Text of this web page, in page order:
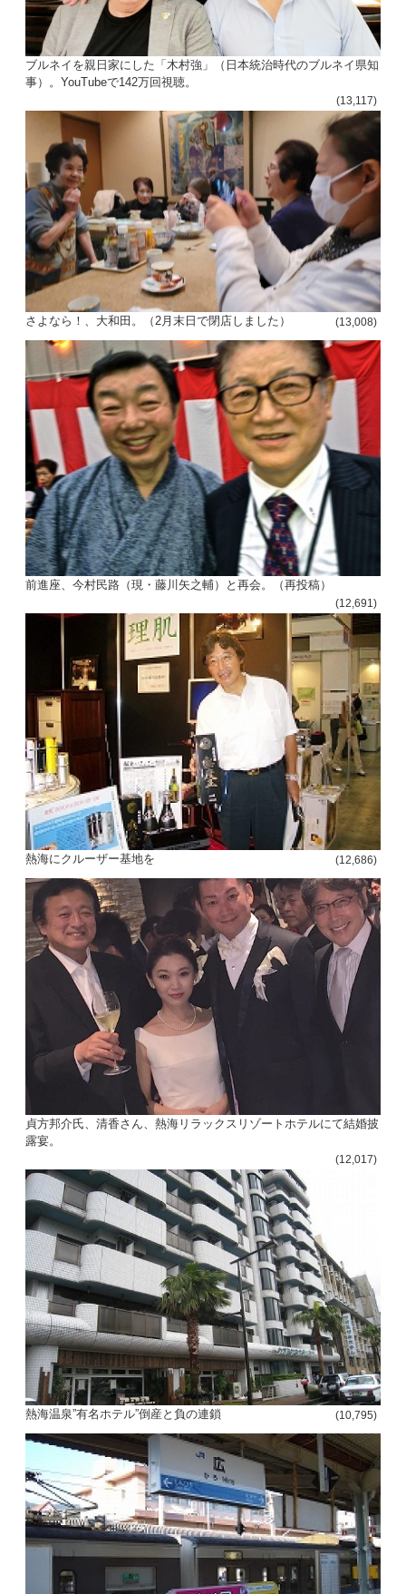
ブルネイを親日家にした「木村強」（日本統治時代のブルネイ県知
事）。YouTubeで142万回視聴。
(13,117)
さよなら！、大和田。（2月末日で閉店しました） (13,008)
前進座、今村民路（現・藤川矢之輔）と再会。（再投稿）
(12,691)
熱海にクルーザー基地を (12,686)
貞方邦介氏、清香さん、熱海リラックスリゾートホテルにて結婚披
露宴。
(12,017)
熱海温泉”有名ホテル”倒産と負の連鎖 (10,795)